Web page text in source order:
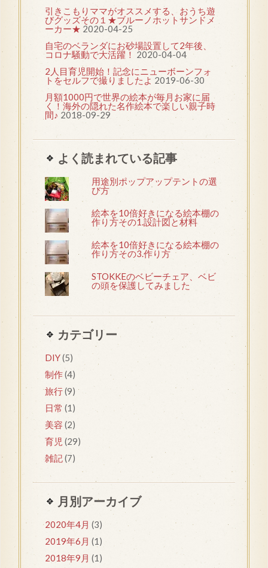
引きこもりママがオススメする、おうち遊
びグッズその１★ブルーノホットサンドメ
ーカー★ 2020-04-25
自宅のベランダにお砂場設置して2年後、
コロナ騒動で大活躍！ 2020-04-04
2人目育児開始！記念にニューボーンフォ
トをセルフで撮りましたよ 2019-06-30
月額1000円で世界の絵本が毎月お家に届
く！海外の隠れた名作絵本で楽しい親子時
間♪ 2018-09-29
よく読まれている記事
用途別ポップアップテントの選
び方
絵本を10倍好きになる絵本棚の
作り方その1.設計図と材料
絵本を10倍好きになる絵本棚の
作り方その3.作り方
STOKKEのベビーチェア、ベビ
の頭を保護してみました
カテゴリー
DIY(5)
制作(4)
旅行(9)
日常 (1)
美容 (2)
育児 (29)
雑記(7)
月別アーカイブ
2020年4月 (3)
2019年6月 (1)
2018年9月 (1)